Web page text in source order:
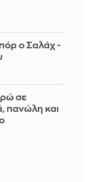
ο Σαλάχ -
σε
πανώλη και